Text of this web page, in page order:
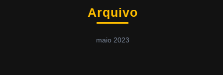
Arquivo
maio 2023